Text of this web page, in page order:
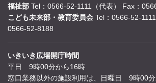
福祉部 Tel：0566-52-1111（代表）
Fax：
こども未来部・教育委員会 Tel：0566-52-1111
0566-52-8188
いきいき広場開庁時間
平日 9時00分から16時
窓口業務以外の施設利用は、日曜日 9時00